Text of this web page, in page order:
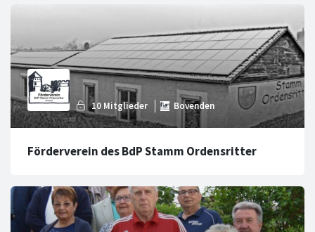
Förderverein des BdP Stamm Ordensritter